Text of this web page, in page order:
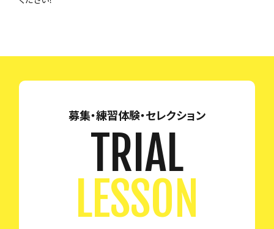
募集・練習体験・セレクション
TRIAL
LESSON